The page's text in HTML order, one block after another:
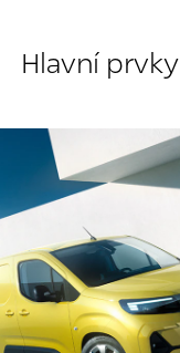
Hlavní prvky